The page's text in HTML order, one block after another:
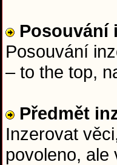
Posouvání
Posouvání
– to the top,
Předmět
Inzerovat
povoleno, ale